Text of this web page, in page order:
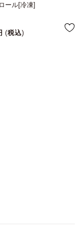
ール[冷凍]
税込